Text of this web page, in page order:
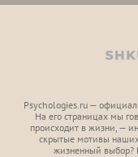
Psychologies.ru —
На его страницах мы
происходит в жизни, —
скрытые мотивы наших
жизненный выбор?